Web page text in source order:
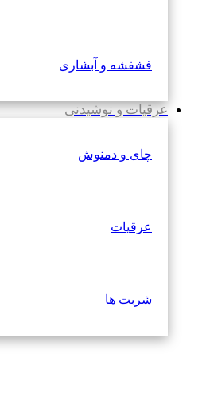
فشفشه و آبشاری
عرقیات و نوشیدنی
چای و دمنوش
عرقیات
شربت ها